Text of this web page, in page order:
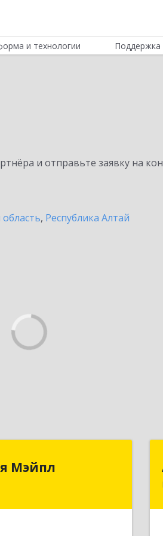
и технологии Поддержка
и отправьте заявку на
, Республика Алтай
Мэйпл
Компания Мэйпл
край, Барнаул г,